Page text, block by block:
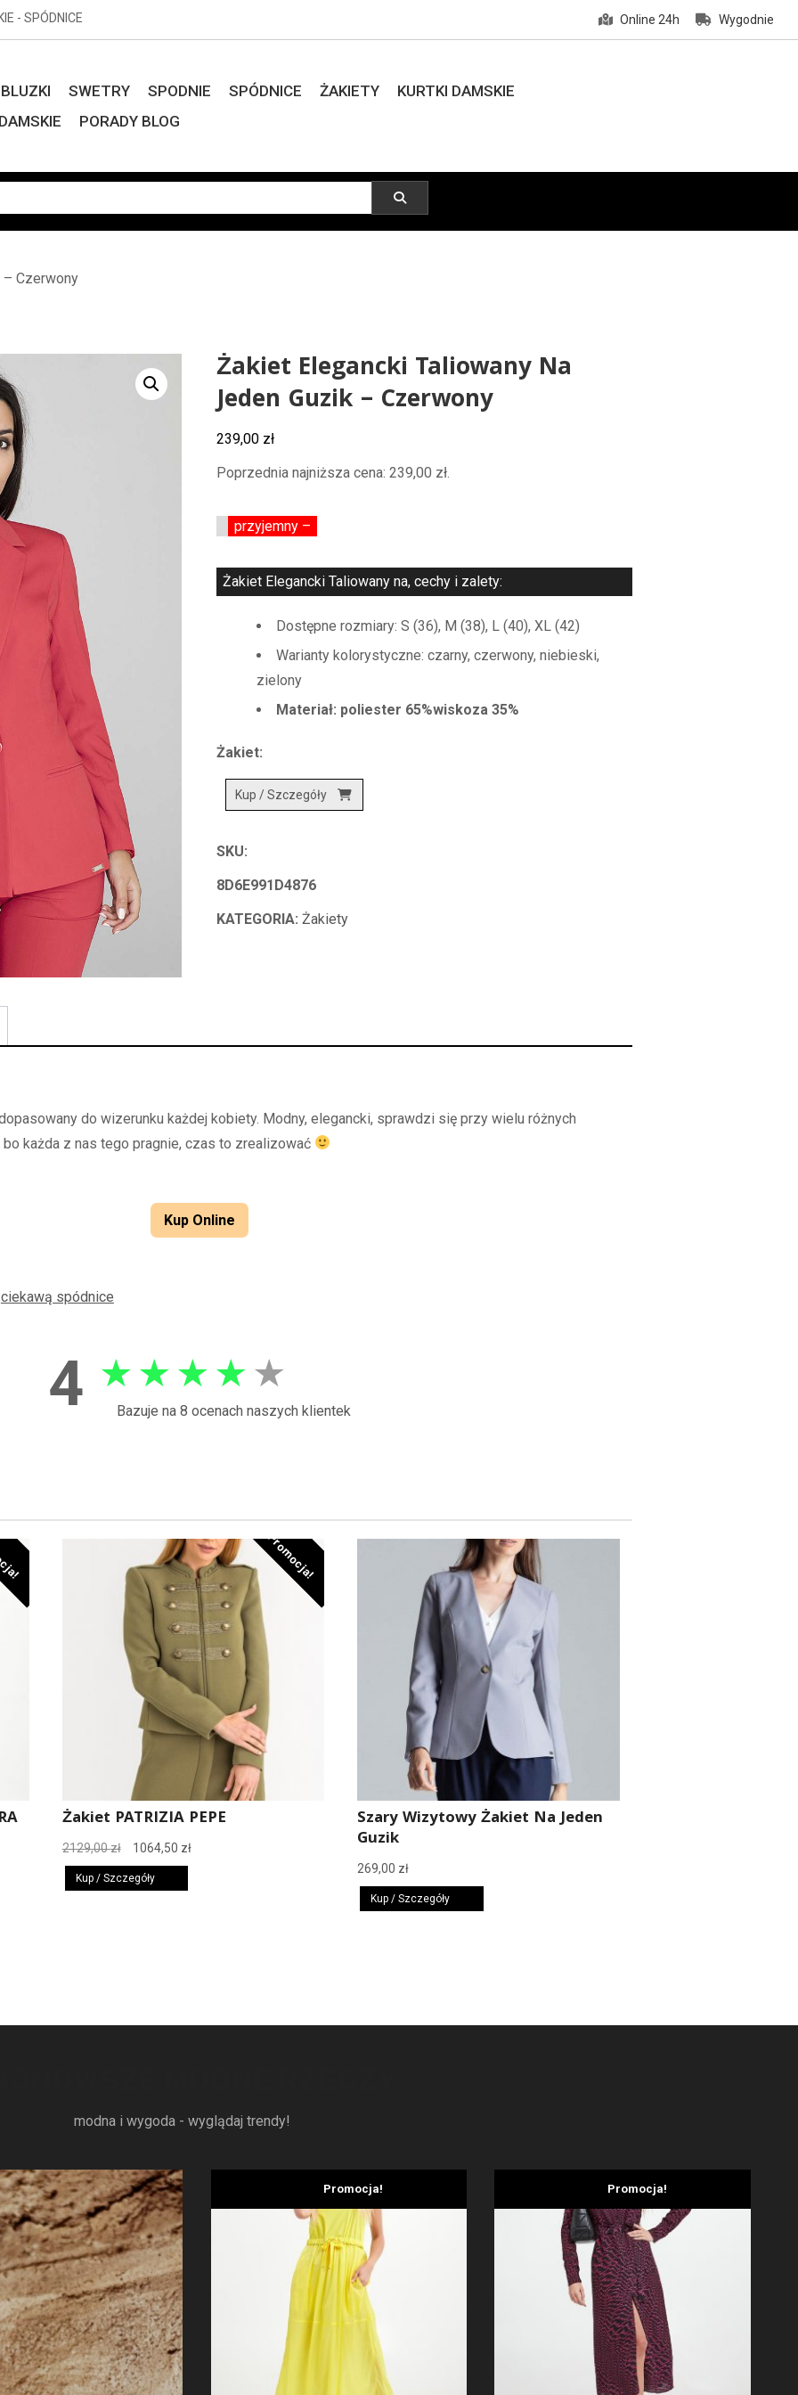
- SPÓDNICE Online 24h Wygodnie
BLUZKI SWETRY SPODNIE SPÓDNICE ŻAKIETY
KURTKI DAMSKIE
PORADY BLOG
Czerwony
Żakiet Elegancki Taliowany Na
Jeden Guzik – Czerwony
239,00 zł
Poprzednia najniższa cena:239,00 zł.
przyjemny –
Żakiet Elegancki Taliowany na, cechy i zalety:
Dostępne rozmiary: S (36), M (38), L (40), XL (42)
Warianty kolorystyczne: czarny, czerwony, niebieski,
zielony
Materiał: poliester 65%wiskoza 35%
Żakiet:
Kup / Szczegóły
SKU:
8D6E991D4876
KATEGORIA:Żakiety
do wizerunku każdej kobiety. Modny, elegancki, sprawdzi się przy wielu różnych
każda z nas tego pragnie, czas to zrealizować
Kup Online
ciekawą spódnice
4 ★ ★ ★ ★ ★
Bazuje na 8 ocenach naszych klientek
Promocja!
Żakiet PATRIZIA PEPE
2129,00zł
Pierwotna
cena
wynosiła:
1064,50 złAktualna
Kup / Szczegóły
Szary Wizytowy Żakiet Na Jeden
Guzik
269,00 zł
Kup / Szczegóły
modna i wygoda - wyglądaj trendy!
Promocja! Promocja!